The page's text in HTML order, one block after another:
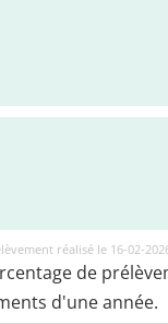
réalisé le 16-02-
de
d'une année.